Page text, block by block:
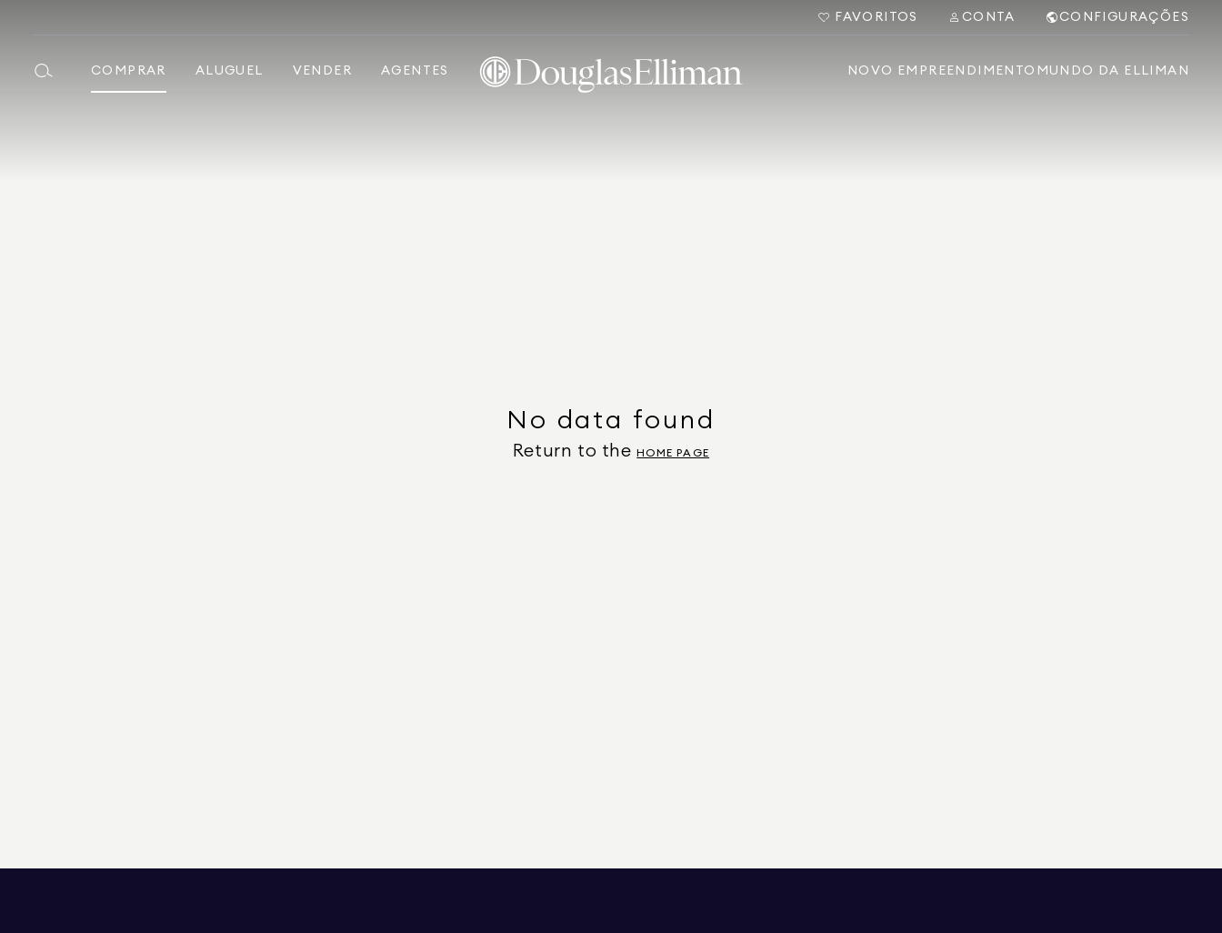
FAVORITOS CONTA CONFIGURAÇÕES
COMPRAR ALUGUEL VENDER AGENTES NOVO EMPREENDIMENTO MUNDO DA ELLIMAN
No data found
Return to the HOME PAGE